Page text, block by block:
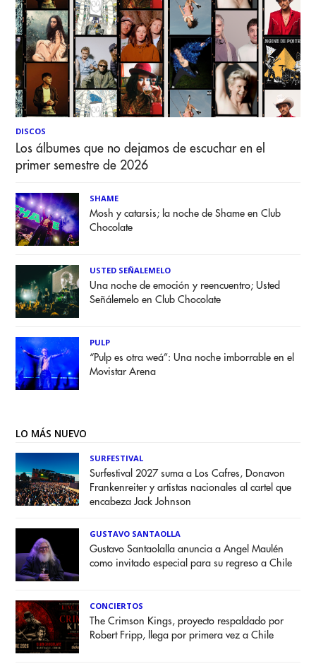
DISCOS
Los álbumes que no dejamos de escuchar en el
primer semestre de 2026
SHAME
Mosh y catarsis; la noche de Shame en Club
Chocolate
USTED SEÑALEMELO
Una noche de emoción y reencuentro; Usted
Señálemelo en Club Chocolate
PULP
“Pulp es otra weá”: Una noche imborrable en el
Movistar Arena
LO MÁS NUEVO
SURFESTIVAL
Surfestival 2027 suma a Los Cafres, Donavon
Frankenreiter y artistas nacionales al cartel que
encabeza Jack Johnson
GUSTAVO SANTAOLLA
Gustavo Santaolalla anuncia a Angel Maulén
como invitado especial para su regreso a Chile
CONCIERTOS
The Crimson Kings, proyecto respaldado por
Robert Fripp, llega por primera vez a Chile